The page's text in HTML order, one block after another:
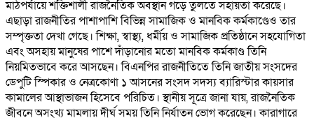
মাঠপর্যায়ে শক্তিশালী রাজনৈতিক অবস্থান গড়ে তুলতে সহায়তা করেছে।
এছাড়া রাজনীতির পাশাপাশি বিভিন্ন সামাজিক ও মানবিক কর্মকাণ্ডেও তার
সম্পৃক্ততা দেখা গেছে। শিক্ষা, স্বাস্থ্য, ধর্মীয় ও সামাজিক প্রতিষ্ঠানে সহযোগিতা
এবং অসহায় মানুষের পাশে দাঁড়ানোর মতো মানবিক কর্মকাণ্ড তিনি
নিয়মিতভাবে করে আসছেন। বিএনপির রাজনীতিতে তিনি জাতীয় সংসদের
ডেপুটি স্পিকার ও নেত্রকোণা ১ আসনের সংসদ সদস্য ব্যারিস্টার কায়সার
কামালের আস্থাভাজন হিসেবে পরিচিত। স্থানীয় সূত্রে জানা যায়, রাজনৈতিক
জীবনে অসংখ্য মামলায় দীর্ঘ সময় তিনি নির্যাতন ভোগ করেছেন। কারাগারে